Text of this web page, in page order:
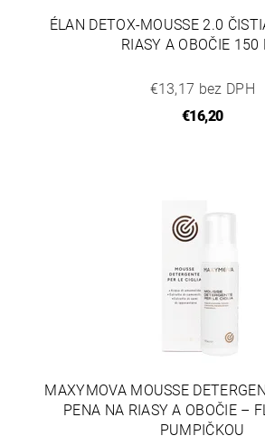
ÉLAN DETOX-MOUSSE 2.0
RIASY A OBOČIE 150
€13,17 bez DPH
€16,20
MAXYMOVA MOUSSE
PENA NA RIASY A OBOČIE –
PUMPIČKOU